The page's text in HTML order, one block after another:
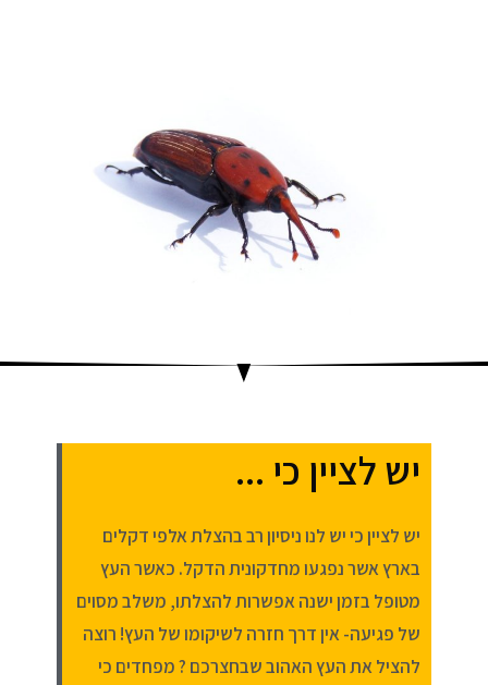
יש לציין כי ...
יש לציין כי יש לנו ניסיון רב בהצלת אלפי דקלים
בארץ אשר נפגעו מחדקונית הדקל. כאשר העץ
מטופל בזמן ישנה אפשרות להצלתו, משלב מסוים
של פגיעה- אין דרך חזרה לשיקומו של העץ! רוצה
להציל את העץ האהוב שבחצרכם ? מפחדים כי